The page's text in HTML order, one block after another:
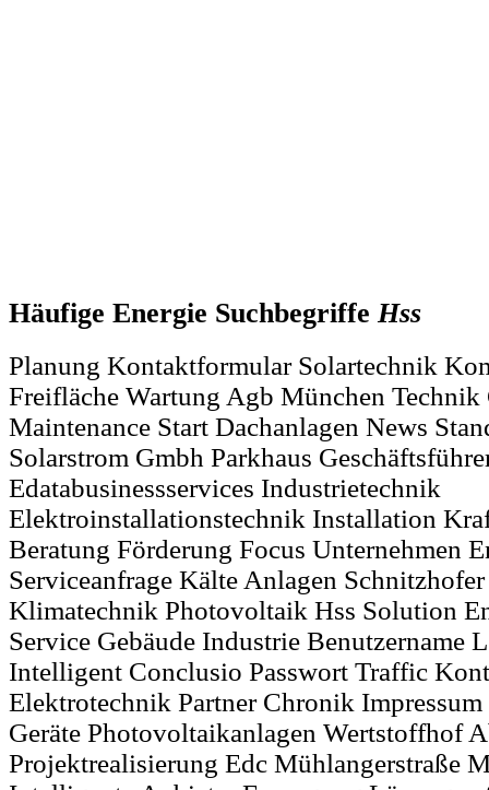
Häufige Energie SuchbegriffeHss
Planung Kontaktformular Solartechnik
Freifläche Wartung Agb München Technik
Maintenance Start Dachanlagen News
Solarstrom Gmbh Parkhaus
Edatabusinessservices Industrietechnik
Elektroinstallationstechnik Installation
Beratung Förderung Focus Unternehmen
Serviceanfrage Kälte Anlagen Schnitzhofer
Klimatechnik Photovoltaik Hss Solution
Service Gebäude Industrie Benutzername
Intelligent Conclusio Passwort Traffic
Elektrotechnik Partner Chronik
Geräte Photovoltaikanlagen Wertstoffhof
Projektrealisierung Edc Mühlangerstraße